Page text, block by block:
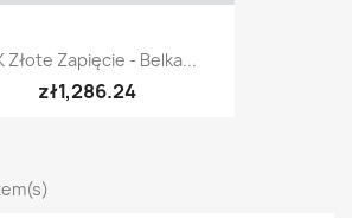
Złote Zapięcie - Belka...
zł1,286.24